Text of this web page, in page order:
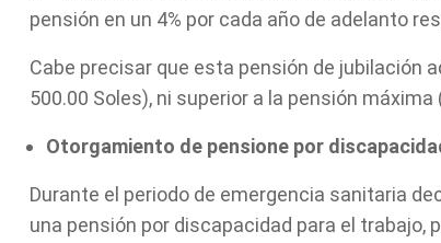
pensión en un 4% por cada año de adelanto
Cabe precisar que esta pensión de jubilación
500.00 Soles), ni superior a la pensión máxima
Otorgamiento de pensione por
Durante el periodo de emergencia sanitaria
una pensión por discapacidad para el trabajo,